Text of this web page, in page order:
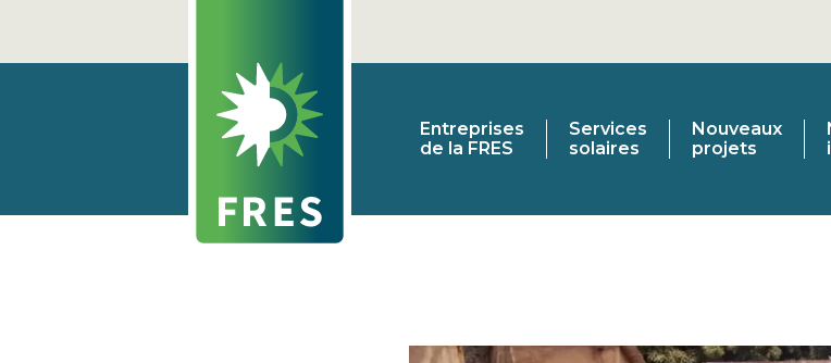
Entreprises
de la FRES
Services
solaires
Nouveaux
projets